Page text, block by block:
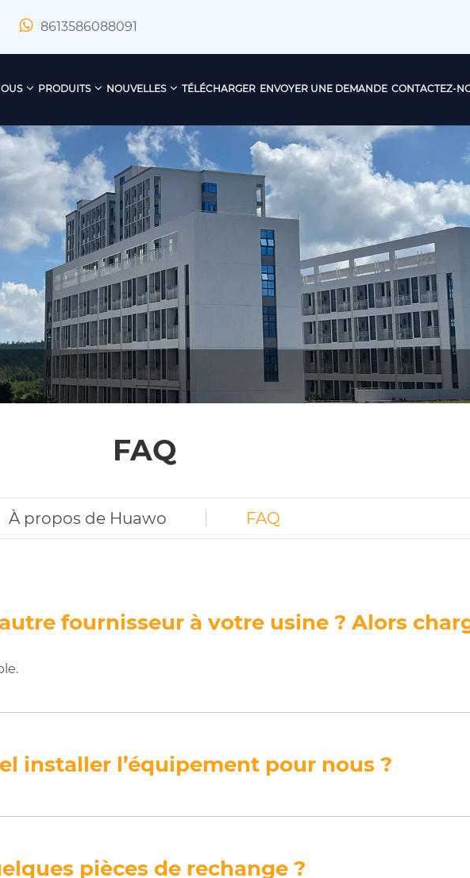
8613586088091
PRODUITS NOUVELLES TÉLÉCHARGER ENVOYER UNE DEMANDE CONTACTEZ-
FAQ
À propos de Huawo FAQ
fournisseur à votre usine ? Alors
installer l’équipement pour nous ?
pièces de rechange ?